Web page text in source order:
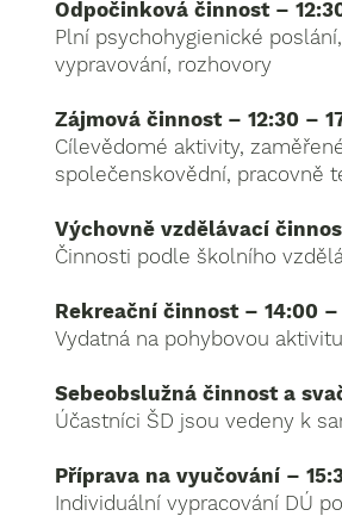
Odpočinková činnost –
Plní psychohygienické
vypravování, rozhovory
Zájmová činnost – 12:30 –
Cílevědomé aktivity,
společenskovědní, pracovně
Výchovně vzdělávací
Činnosti podle školního
Rekreační činnost – 14:00 –
Vydatná na pohybovou
Sebeobslužná činnost a
Účastníci ŠD jsou vedeny k
Příprava na vyučování –
Individuální vypracování DÚ